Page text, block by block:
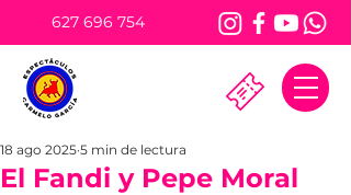
627 696 754
El Fandi y Pepe Moral
18 ago 2025 5 min de lectura